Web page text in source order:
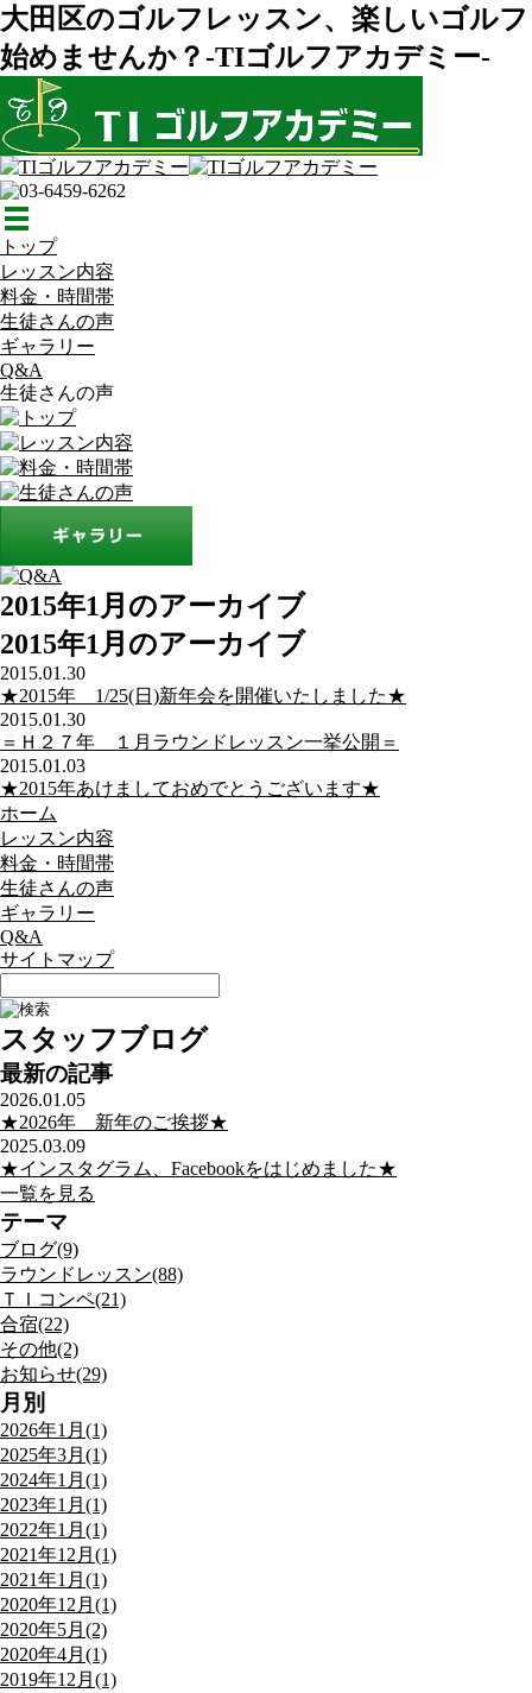
大田区のゴルフレッスン、楽しいゴルフ
始めませんか？-TIゴルフアカデミー-
トップ
レッスン内容
料金・時間帯
生徒さんの声
ギャラリー
Q&A
生徒さんの声
2015年1月のアーカイブ
2015年1月のアーカイブ
2015.01.30
★2015年 1/25(日)新年会を開催いたしました★
2015.01.30
＝Ｈ２７年 １月ラウンドレッスン一挙公開＝
2015.01.03
★2015年あけましておめでとうございます★
ホーム
レッスン内容
料金・時間帯
生徒さんの声
ギャラリー
Q&A
サイトマップ
スタッフブログ
最新の記事
2026.01.05
★2026年 新年のご挨拶★
2025.03.09
★インスタグラム、Facebookをはじめました★
一覧を見る
テーマ
ブログ(9)
ラウンドレッスン(88)
ＴＩコンペ(21)
合宿(22)
その他(2)
お知らせ(29)
月別
2026年1月(1)
2025年3月(1)
2024年1月(1)
2023年1月(1)
2022年1月(1)
2021年12月(1)
2021年1月(1)
2020年12月(1)
2020年5月(2)
2020年4月(1)
2019年12月(1)